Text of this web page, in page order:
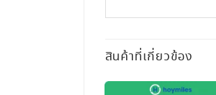
สินค้าที่เกี่ยวข้อง